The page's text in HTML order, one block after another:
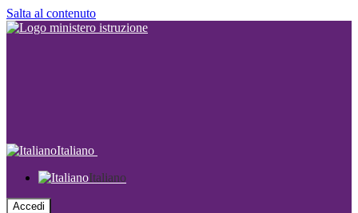
Salta al contenuto
Italiano
Italiano
Accedi